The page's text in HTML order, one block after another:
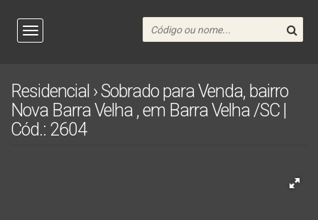
Residencial › Sobrado para Venda, bairro
Nova Barra Velha , em Barra Velha /SC |
Cód.: 2604